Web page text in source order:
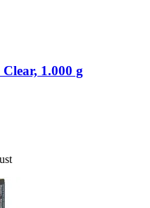
1.000 g